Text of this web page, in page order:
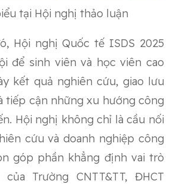
tại Hội nghị thảo luận
Hội nghị Quốc tế ISDS 2025
để sinh viên và học viên cao
kết quả nghiên cứu, giao lưu
tiếp cận những xu hướng công
Hội nghị không chỉ là cầu nối
cứu và doanh nghiệp công
góp phần khẳng định vai trò
Trường CNTT&TT, ĐHCT